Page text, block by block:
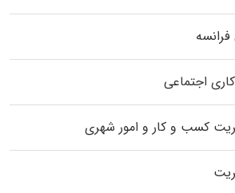
اجتماعی
کسب و کار و امور شهری